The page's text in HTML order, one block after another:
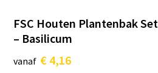
FSC Houten Plantenbak Set
– Basilicum
vanaf € 4,16